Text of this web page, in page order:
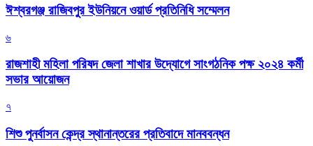
ঈশ্বরগঞ্জ রাজিবপুর ইউনিয়নে ওয়ার্ড প্রতিনিধি সম্মেলন
৬
রাজশাহী মহিলা পরিষদ জেলা শাখার উদ্যোগে সাংগঠনিক পক্ষ ২০২৪ কর্মী
সভার আয়োজন
৭
শিশু পুনর্বাসন কেন্দ্র স্থানান্তরের প্রতিবাদে মানববন্ধন